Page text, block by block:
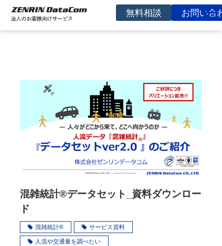
無料相談 お問い合
コラム
イベント
よくあるご質問
混雑統計®データセット_資料ダウンロー
ド
混雑統計® サービス資料
人流や交通量を調べたい